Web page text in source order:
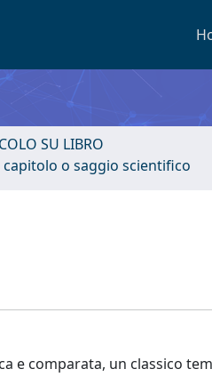
SU LIBRO
o saggio scientifico
e comparata, un classico